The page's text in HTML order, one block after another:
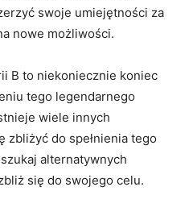
⁢swoje umiejętności za
nowe możliwości.
B to niekoniecznie koniec
tego legendarnego
wiele innych
zbliżyć do spełnienia tego
alternatywnych‌
się‌ do swojego celu.